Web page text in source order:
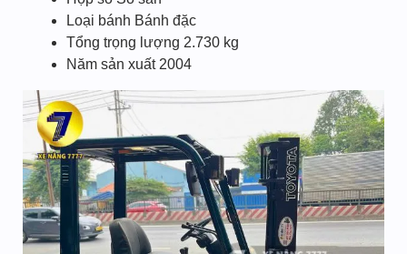
Loại bánh Bánh đặc
Tổng trọng lượng 2.730 kg
Năm sản xuất 2004